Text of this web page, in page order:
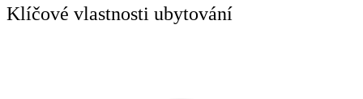
Klíčové vlastnosti ubytování